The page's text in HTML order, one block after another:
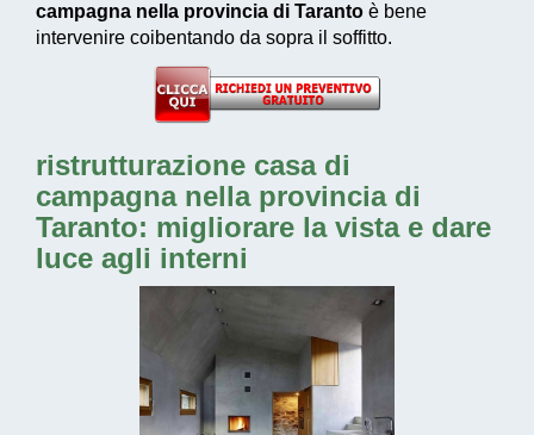
campagna nella provincia di Taranto è bene
intervenire coibentando da sopra il soffitto.
ristrutturazione casa di
campagna nella provincia di
Taranto: migliorare la vista e dare
luce agli interni